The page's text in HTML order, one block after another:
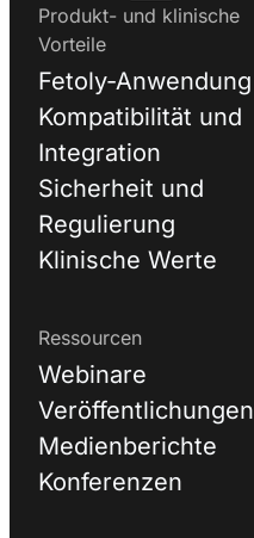
Produkt- und klinische
Vorteile
Fetoly-Anwendung
Kompatibilität und
Integration
Sicherheit und
Regulierung
Klinische Werte
Ressourcen
Webinare
Veröffentlichungen
Medienberichte
Konferenzen